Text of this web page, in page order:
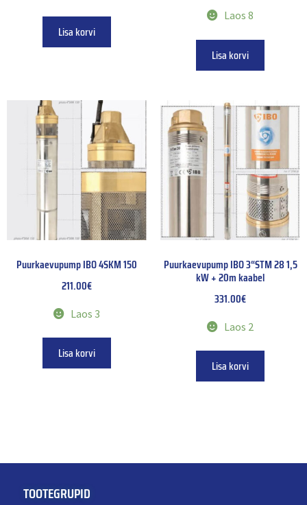
Lisa korvi
Laos 8
Lisa korvi
Puurkaevupump IBO 4SKM 150
211.00€
Laos 3
Lisa korvi
Puurkaevupump IBO 3“STM 28 1,5
kW + 20m kaabel
331.00€
Laos 2
Lisa korvi
TOOTEGRUPID